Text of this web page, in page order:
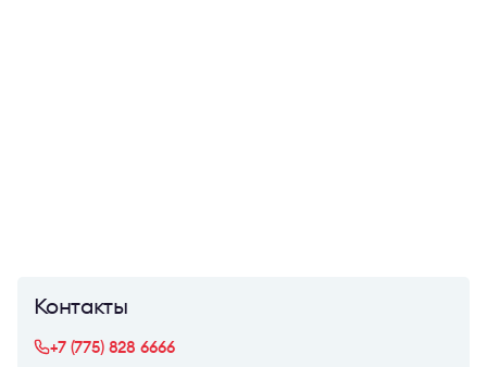
Контакты
+7 (775) 828 6666